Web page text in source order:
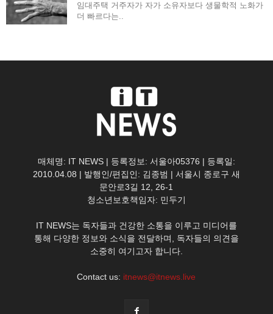
임대주택 거주자가 자가 소유자보다 생물학적 노화가
더 빠르다는..
매체명: IT NEWS | 등록정보: 서울아05376 | 등록일:
2010.04.08 | 발행인/편집인: 김종범 | 서울시 종로구 새
문안로3길 12, 26-1
청소년보호책임자: 민두기
IT NEWS는 독자들과 건강한 소통을 이루고 미디어를
통해 다양한 정보와 소식을 전달하며, 독자들의 의견을
소중히 여기고자 합니다.
Contact us: itnews@itnews.live